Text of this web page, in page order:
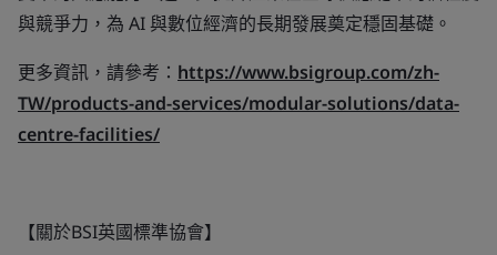
與競爭力，為 AI 與數位經濟的長期發展奠定穩固基礎。
更多資訊，請參考： https://www.bsigroup.com/zh-
TW/products-and-services/modular-solutions/data-
centre-facilities/
【關於BSI英國標準協會】